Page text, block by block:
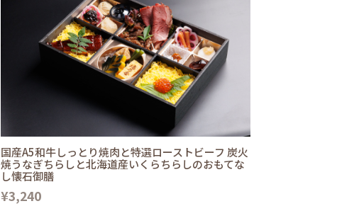
国産A5和牛しっとり焼肉と特選ローストビーフ 炭火
焼うなぎちらしと北海道産いくらちらしのおもてな
し懐石御膳
¥3,240